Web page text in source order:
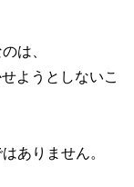
は、
ようとしないこ
ありません。